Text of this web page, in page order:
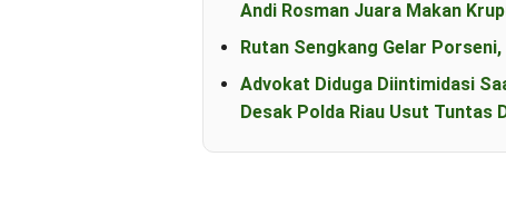
Andi Rosman Juara Makan
Rutan Sengkang Gelar
Advokat Diduga Diintimidasi
Desak Polda Riau Usut Tuntas